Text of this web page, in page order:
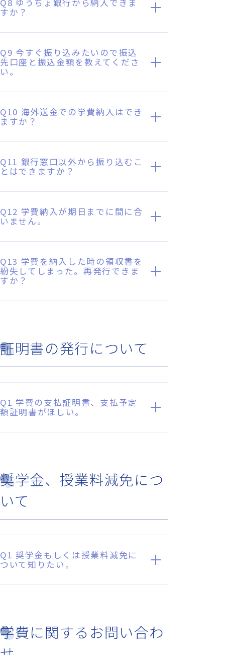
Q8 ゆうちょ銀行から納入できま
すか？
Q9 今すぐ振り込みたいので振込
先口座と振込金額を教えてくださ
い。
Q10 海外送金での学費納入はでき
ますか？
Q11 銀行窓口以外から振り込むこ
とはできますか？
Q12 学費納入が期日までに間に合
いません。
Q13 学費を納入した時の領収書を
紛失してしまった。再発行できま
すか？
証明書の発行について
Q1 学費の支払証明書、支払予定
額証明書がほしい。
奨学金、授業料減免につ
いて
Q1 奨学金もしくは授業料減免に
ついて知りたい。
学費に関するお問い合わ